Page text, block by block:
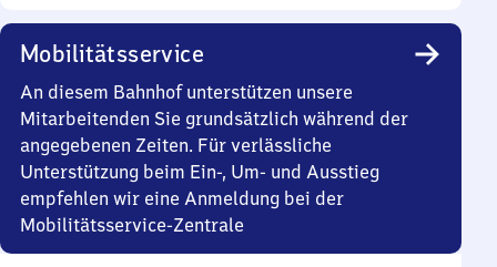
bis
18
Uhr
Mobilitätsservice
An diesem Bahnhof unterstützen unsere
Mitarbeitenden Sie grundsätzlich während der
angegebenen Zeiten. Für verlässliche
Unterstützung beim Ein-, Um- und Ausstieg
empfehlen wir eine Anmeldung bei der
Mobilitätsservice-Zentrale